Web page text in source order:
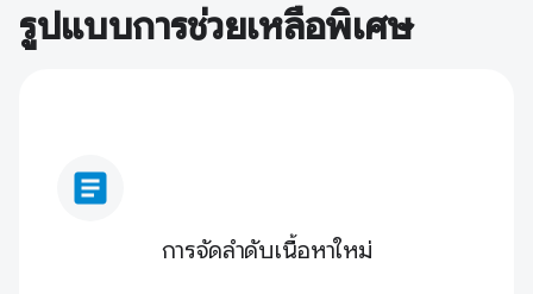
รูปแบบการช่วยเหลือพิเศษ
article
การจัดลําดับเนื้อหาใหม่